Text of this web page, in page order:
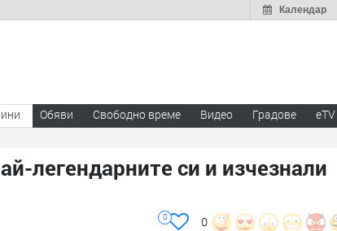
Календар
Обяви Свободно време Видео Градове eTV
легендарните си и изчезнали
0
0